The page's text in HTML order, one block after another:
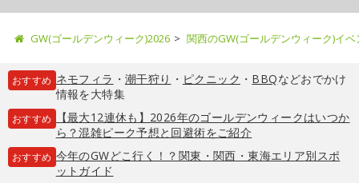
GW(ゴールデンウィーク)2026 関西のGW(ゴールデンウィーク)イ
おすすめ ネモフィラ ・ 潮干狩り ・ ピクニック ・ BBQなどおでかけ
情報を大特集
おすすめ
【最大12連休も】2026年のゴールデンウィークはいつか
ら？混雑ピーク予想と回避術をご紹介
おすすめ 今年のGWどこ行く！？関東・関西・東海エリア別スポ
ットガイド